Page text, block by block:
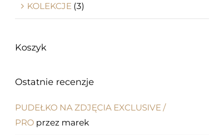
KOLEKCJE (3)
Koszyk
Ostatnie recenzje
PUDEŁKO NA ZDJĘCIA EXCLUSIVE /
PRO przez marek